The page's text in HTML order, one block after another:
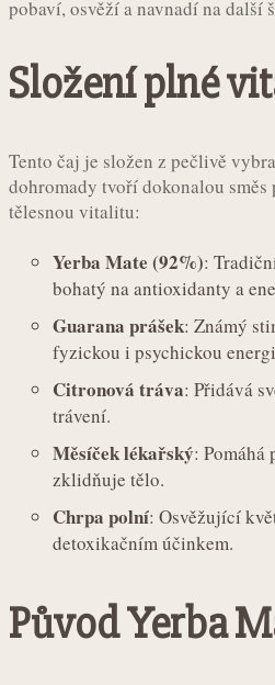
pobaví, osvěží a navnadí na další
Složení plné
Tento čaj je složen z pečlivě
dohromady tvoří dokonalou
tělesnou vitalitu:
Yerba Mate (92%):
bohatý na antioxidanty a
Guarana prášek: Známý
fyzickou i psychickou
Citronová tráva: Přidává
trávení.
Měsíček lékařský:
zklidňuje tělo.
Chrpa polní: Osvěžující
detoxikačním účinkem.
Původ Yerba